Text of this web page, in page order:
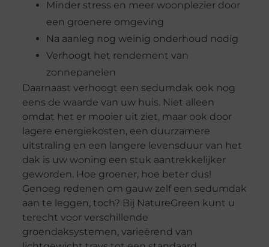
Minder stress en meer woonplezier door
een groenere omgeving
Na aanleg nog weinig onderhoud nodig
Verhoogt het rendement van
zonnepanelen
Daarnaast verhoogt een sedumdak ook nog
eens de waarde van uw huis. Niet alleen
omdat het er mooier uit ziet, maar ook door
lagere energiekosten, een duurzamere
uitstraling en een langere levensduur van het
dak is uw woning een stuk aantrekkelijker
geworden. Hoe groener, hoe beter dus!
Genoeg redenen om gauw zelf een sedumdak
aan te leggen, toch? Bij NatureGreen kunt u
terecht voor verschillende
groendaksystemen, varieërend van